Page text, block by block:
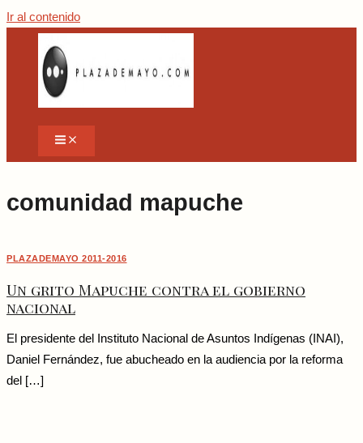
Ir al contenido
comunidad mapuche
PLAZADEMAYO 2011-2016
Un grito Mapuche contra el gobierno
nacional
El presidente del Instituto Nacional de Asuntos Indígenas (INAI),
Daniel Fernández, fue abucheado en la audiencia por la reforma
del […]